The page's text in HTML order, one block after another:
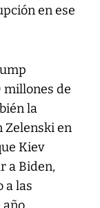
en ese
millones de
la
Zelenski en
Kiev
a Biden,
a las